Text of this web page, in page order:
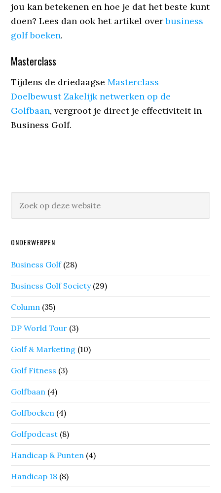
jou kan betekenen en hoe je dat het beste kunt
doen? Lees dan ook het artikel overbusiness
golf boeken.
Masterclass
Tijdens de driedaagseMasterclass
Doelbewust Zakelijk netwerken op de
Golfbaan, vergroot je direct je effectiviteit in
Business Golf.
ONDERWERPEN
Business Golf(28)
Business Golf Society(29)
Column (35)
DP World Tour (3)
Golf & Marketing (10)
Golf Fitness (3)
Golfbaan (4)
Golfboeken (4)
Golfpodcast (8)
Handicap & Punten (4)
Handicap 18 (8)